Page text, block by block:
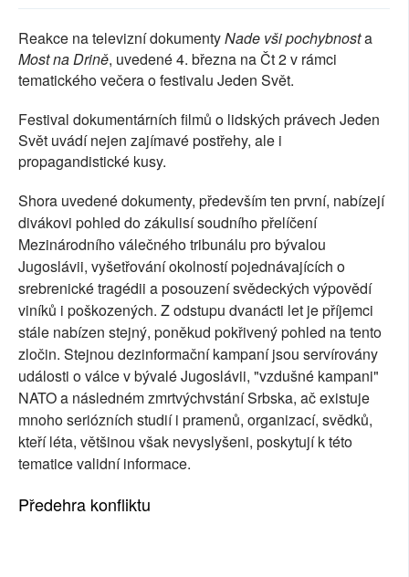
Reakce na televizní dokumentyNade vši pochybnosta
Most na Drině, uvedené 4. března na Čt 2 v rámci
tematického večera o festivalu Jeden Svět.
Festival dokumentárních filmů o lidských právech Jeden
Svět uvádí nejen zajímavé postřehy, ale i
propagandistické kusy.
Shora uvedené dokumenty, především ten první, nabízejí
divákovi pohled do zákulisí soudního přelíčení
Mezinárodního válečného tribunálu pro bývalou
Jugoslávii, vyšetřování okolností pojednávajících o
srebrenické tragédii a posouzení svědeckých výpovědí
viníků i poškozených. Z odstupu dvanácti let je příjemci
stále nabízen stejný, poněkud pokřivený pohled na tento
zločin. Stejnou dezinformační kampaní jsou servírovány
události o válce v bývalé Jugoslávii, "vzdušné kampani"
NATO a následném zmrtvýchvstání Srbska, ač existuje
mnoho seriózních studií i pramenů, organizací, svědků,
kteří léta, většinou však nevyslyšeni, poskytují k této
tematice validní informace.
Předehra konfliktu